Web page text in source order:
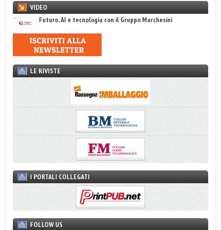
VIDEO
Futuro, AI e tecnologia con il Gruppo Marchesini
LE RIVISTE
I PORTALI COLLEGATI
FOLLOW US